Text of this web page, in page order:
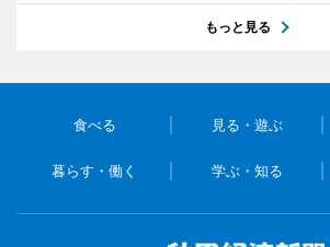
もっと見る
食べる 見る・遊ぶ
暮らす・働く 学ぶ・知る